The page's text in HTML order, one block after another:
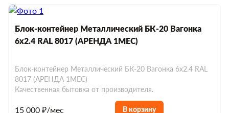
Блок-контейнер Металлический БК-20 Вагонка
6х2.4 RAL 8017 (АРЕНДА 1МЕС)
Блок-контейнер Металлический БК-20 Вагонка 6х2.4 RAL
8017 (АРЕНДА 1МЕС)
Качественная бытовка от производителя.
15 000 ₽/мес В корзину